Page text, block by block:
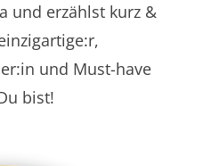
und erzählst kurz &
und Must-have
bist!